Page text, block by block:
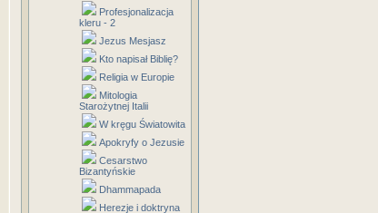
Profesjonalizacja
kleru - 2
Jezus Mesjasz
Kto napisał Biblię?
Religia w Europie
Mitologia
Starożytnej Italii
W kręgu Światowita
Apokryfy o Jezusie
Cesarstwo
Bizantyńskie
Dhammapada
Herezje i doktryna